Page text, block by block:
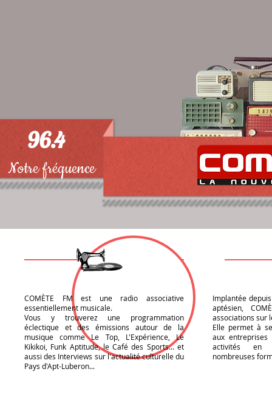
96.4
Notre fréquence
COMÈTE FM est une radio associative
essentiellement musicale.
Vous y trouverez une programmation
éclectique et des émissions autour de la
musique comme Le Top, L'Expérience, Le
Kikikoi, Funk Aptitude, le Café des Sports... et
aussi des Interviews sur l'actualité culturelle du
Pays d'Apt-Luberon...
Implantée
aptésien,
associations sur
Elle permet à
aux entreprises
activités en
nombreuses